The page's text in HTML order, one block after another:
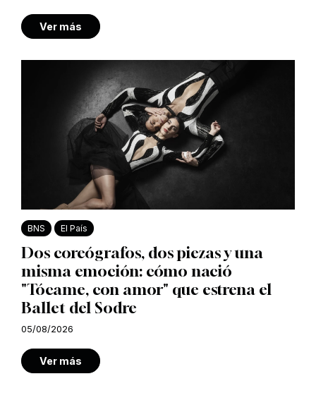
Ver más
BNS El País
Dos coreógrafos, dos piezas y una
misma emoción: cómo nació
"Tócame, con amor" que estrena el
Ballet del Sodre
05/08/2026
Ver más